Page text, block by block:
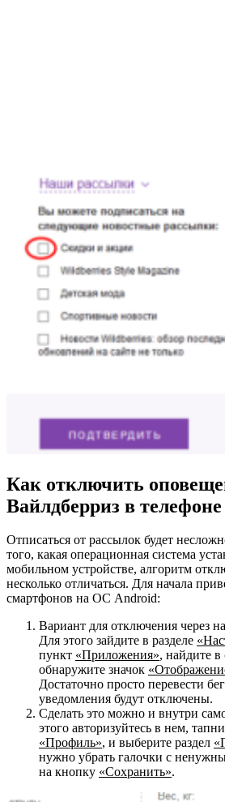
Как отключить
Вайлдберриз в
Отписаться от рассылок будет
того, какая операционная система
мобильном устройстве, алгоритм
несколько отличаться. Для начала
смартфонов на ОС Android:
Вариант для отключения через
Для этого зайдите в разделе
пункт «Приложения», найдите в
обнаружите значок
Достаточно просто перевести
уведомления будут отключены.
Сделать это можно и внутри
этого авторизуйтесь в нем,
«Профиль», и выберите раздел
нужно убрать галочки с
на кнопку «Сохранить».